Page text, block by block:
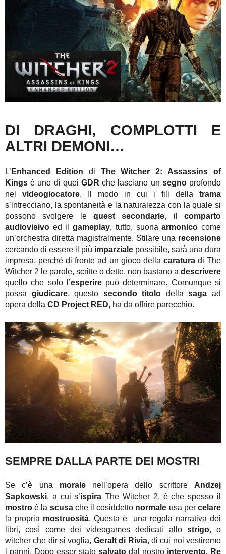
DI DRAGHI, COMPLOTTI E
ALTRI DEMONI…
L’ Enhanced Edition di The Witcher 2: Assassins of
Kings è uno di quei GDR che lasciano un segnoprofondo
nel videogiocatore. Il modo in cui i fili della trama
s’intrecciano, la spontaneità e la naturalezza con la quale si
possono svolgere le quest secondarie, ilcomparto
audiovisivo ed ilgameplay, tutto, suona armonico come
un’orchestra diretta magistralmente. Stilare una recensione
cercando di essere il più imparziale possibile, sarà una dura
impresa, perché di fronte ad un gioco della caraturadi The
Witcher 2 le parole, scritte o dette, non bastano a descrivere
quello che solo l’esperirepuò determinare. Comunque si
possa giudicare, questo secondo titolo dellasaga ad
opera della CD Project RED, ha da offrire parecchio.
SEMPRE DALLA PARTE DEI MOSTRI
Se c’è una moralenell’opera dello scrittore Andzej
Sapkowski, a cui s’ispira The Witcher 2, è che spesso il
mostro è la scusache il cosiddetto normale usa percelare
la propria mostruosità. Questa è una regola narrativa dei
libri, così come dei videogames dedicati allo strigo, o
witcher che dir si voglia, Geralt di Rivia, di cui noi vestiremo
i panni. Dopo esser stato salvato dal nostro intervento, Re